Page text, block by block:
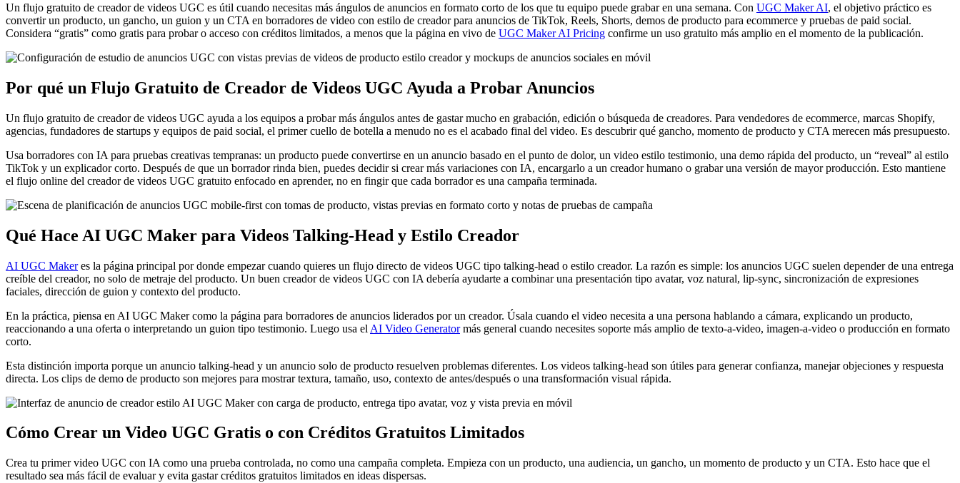
Un flujo gratuito de creador de videos UGC es útil cuando necesitas más ángulos de anuncios en formato corto de los que tu equipo puede grabar en una semana. Con UGC Maker AI, el objetivo práctico es
convertir un producto, un gancho, un guion y un CTA en borradores de video con estilo de creador para anuncios de TikTok, Reels, Shorts, demos de producto para ecommerce y pruebas de paid social.
Considera “gratis” como gratis para probar o acceso con créditos limitados, a menos que la página en vivo de UGC Maker AI Pricing confirme un uso gratuito más amplio en el momento de la publicación.
Por qué un Flujo Gratuito de Creador de Videos UGC Ayuda a Probar Anuncios
Un flujo gratuito de creador de videos UGC ayuda a los equipos a probar más ángulos antes de gastar mucho en grabación, edición o búsqueda de creadores. Para vendedores de ecommerce, marcas Shopify,
agencias, fundadores de startups y equipos de paid social, el primer cuello de botella a menudo no es el acabado final del video. Es descubrir qué gancho, momento de producto y CTA merecen más presupuesto.
Usa borradores con IA para pruebas creativas tempranas: un producto puede convertirse en un anuncio basado en el punto de dolor, un video estilo testimonio, una demo rápida del producto, un “reveal” al estilo
TikTok y un explicador corto. Después de que un borrador rinda bien, puedes decidir si crear más variaciones con IA, encargarlo a un creador humano o grabar una versión de mayor producción. Esto mantiene
el flujo online del creador de videos UGC gratuito enfocado en aprender, no en fingir que cada borrador es una campaña terminada.
Qué Hace AI UGC Maker para Videos Talking-Head y Estilo Creador
AI UGC Makeres la página principal por donde empezar cuando quieres un flujo directo de videos UGC tipo talking-head o estilo creador. La razón es simple: los anuncios UGC suelen depender de una entrega
creíble del creador, no solo de metraje del producto. Un buen creador de videos UGC con IA debería ayudarte a combinar una presentación tipo avatar, voz natural, lip-sync, sincronización de expresiones
faciales, dirección de guion y contexto del producto.
En la práctica, piensa en AI UGC Maker como la página para borradores de anuncios liderados por un creador. Úsala cuando el video necesita a una persona hablando a cámara, explicando un producto,
reaccionando a una oferta o interpretando un guion tipo testimonio. Luego usa el AI Video Generatormás general cuando necesites soporte más amplio de texto-a-video, imagen-a-video o producción en formato
corto.
Esta distinción importa porque un anuncio talking-head y un anuncio solo de producto resuelven problemas diferentes. Los videos talking-head son útiles para generar confianza, manejar objeciones y respuesta
directa. Los clips de demo de producto son mejores para mostrar textura, tamaño, uso, contexto de antes/después o una transformación visual rápida.
Cómo Crear un Video UGC Gratis o con Créditos Gratuitos Limitados
Crea tu primer video UGC con IA como una prueba controlada, no como una campaña completa. Empieza con un producto, una audiencia, un gancho, un momento de producto y un CTA. Esto hace que el
resultado sea más fácil de evaluar y evita gastar créditos gratuitos limitados en ideas dispersas.